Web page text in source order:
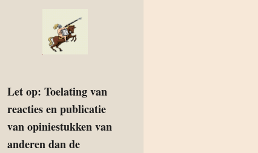
Let op: Toelating van
reacties en publicatie
van opiniestukken van
anderen dan de